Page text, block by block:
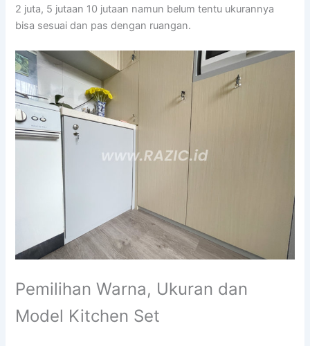
2 juta, 5 jutaan 10 jutaan namun belum tentu ukurannya
bisa sesuai dan pas dengan ruangan.
Pemilihan Warna, Ukuran dan
Model Kitchen Set